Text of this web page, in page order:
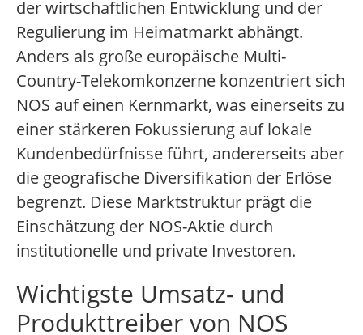
der wirtschaftlichen Entwicklung und der
Regulierung im Heimatmarkt abhängt.
Anders als große europäische Multi-
Country-Telekomkonzerne konzentriert sich
NOS auf einen Kernmarkt, was einerseits zu
einer stärkeren Fokussierung auf lokale
Kundenbedürfnisse führt, andererseits aber
die geografische Diversifikation der Erlöse
begrenzt. Diese Marktstruktur prägt die
Einschätzung der NOS-Aktie durch
institutionelle und private Investoren.
Wichtigste Umsatz- und
Produkttreiber von NOS